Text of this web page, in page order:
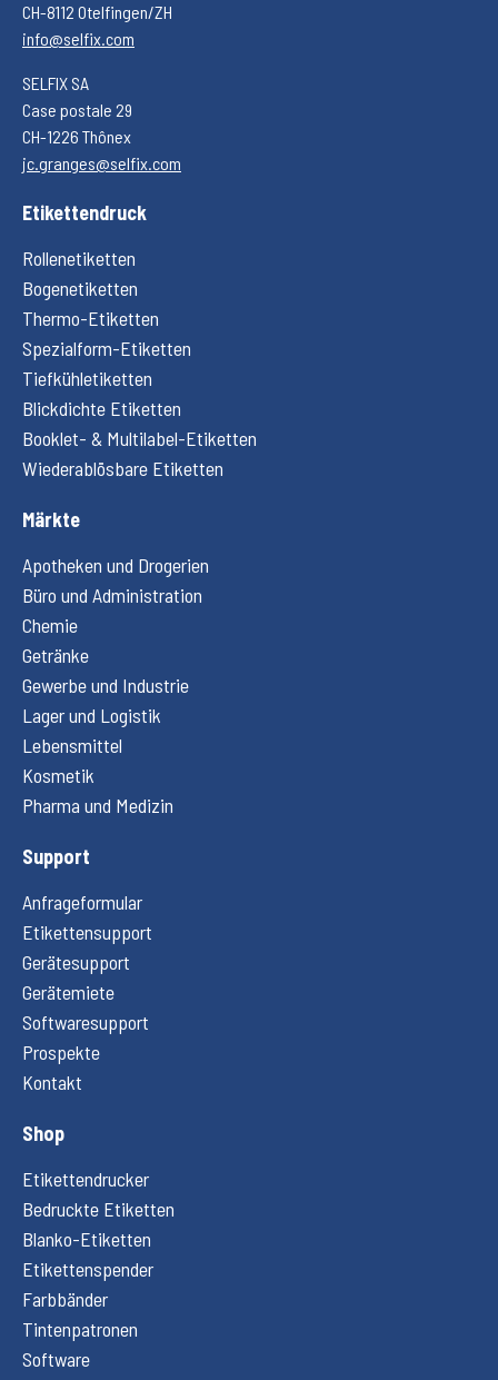
CH-8112 Otelfingen/ZH
info@selfix.com
SELFIX SA
Case postale 29
CH-1226 Thônex
jc.granges@selfix.com
Etikettendruck
Rollenetiketten
Bogenetiketten
Thermo-Etiketten
Spezialform-Etiketten
Tiefkühletiketten
Blickdichte Etiketten
Booklet- & Multilabel-Etiketten
Wiederablösbare Etiketten
Märkte
Apotheken und Drogerien
Büro und Administration
Chemie
Getränke
Gewerbe und Industrie
Lager und Logistik
Lebensmittel
Kosmetik
Pharma und Medizin
Support
Anfrageformular
Etikettensupport
Gerätesupport
Gerätemiete
Softwaresupport
Prospekte
Kontakt
Shop
Etikettendrucker
Bedruckte Etiketten
Blanko-Etiketten
Etikettenspender
Farbbänder
Tintenpatronen
Software